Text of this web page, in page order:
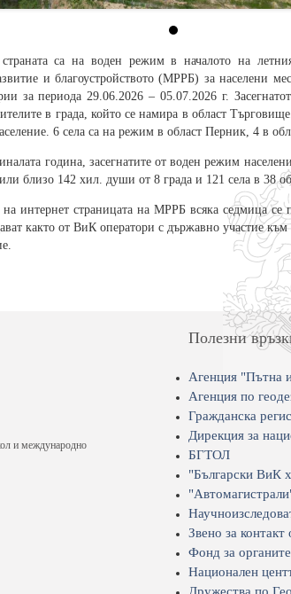
са на воден режим в началото на летния
и благоустройството (МРРБ) за населени
за периода 29.06.2026 – 05.07.2026 г.
в града, който се намира в област
6 села са на режим в област Перник, 4 в
година, засегнатите от воден режим
близо 142 хил. души от 8 града и 121 села в 38
на интернет страницата на МРРБ всяка седмица се
както от ВиК оператори с държавно участие
и международно
Полезни
Агенция "Пътна
Агенция по
Гражданска
Дирекция за
БГТОЛ
"Български ВиК
Звено за
Фонд за
Национален